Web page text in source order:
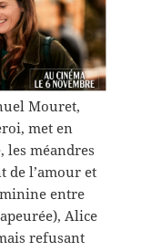
Mouret,
met en
les méandres
de l’amour et
entre
Alice
refusant